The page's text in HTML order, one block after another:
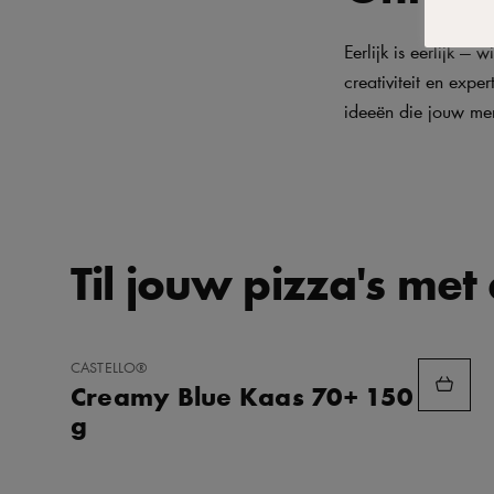
Eerlijk is eerlijk —
creativiteit en
ideeën die jouw
Til jouw pizza's met
TOEVOEGEN
FAVORIETEN
CASTELLO®
Creamy Blue Kaas 70+ 150
g